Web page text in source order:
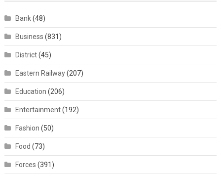
Bank(48)
Business (831)
District(45)
Eastern Railway(207)
Education (206)
Entertainment(192)
Fashion (50)
Food (73)
Forces (391)